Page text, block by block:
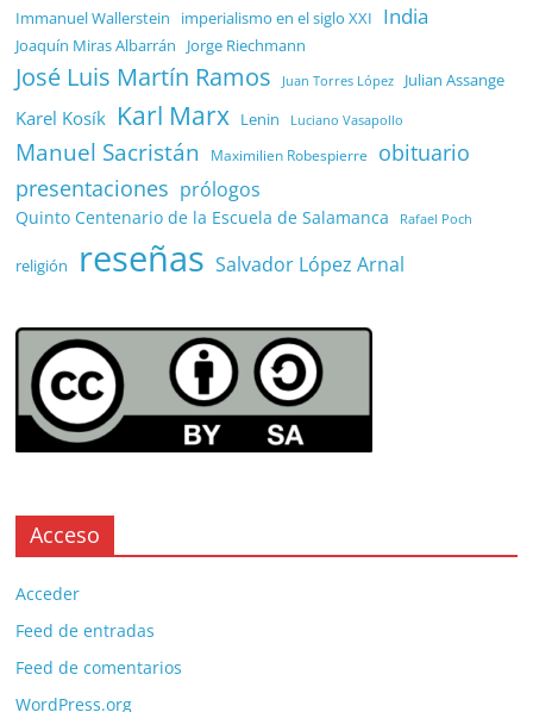
Immanuel Wallerstein imperialismo en el siglo XXI India
Joaquín Miras Albarrán Jorge Riechmann
José Luis Martín Ramos Juan Torres López Julian Assange
Karel Kosík Karl Marx Lenin Luciano Vasapollo
Manuel Sacristán Maximilien Robespierre
obituario
presentaciones prólogos
Quinto Centenario de la Escuela de Salamanca Rafael Poch
religión reseñas Salvador López Arnal
Acceso
Acceder
Feed de entradas
Feed de comentarios
WordPress.org